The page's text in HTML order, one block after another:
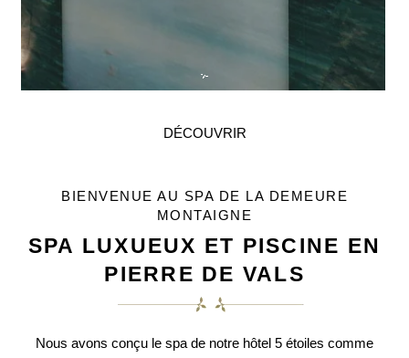
DÉCOUVRIR
BIENVENUE AU SPA DE LA DEMEURE
MONTAIGNE
SPA LUXUEUX ET PISCINE EN
PIERRE DE VALS
Nous avons conçu le spa de notre hôtel 5 étoiles comme